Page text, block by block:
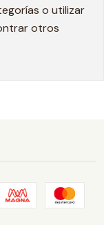
o utilizar
otros